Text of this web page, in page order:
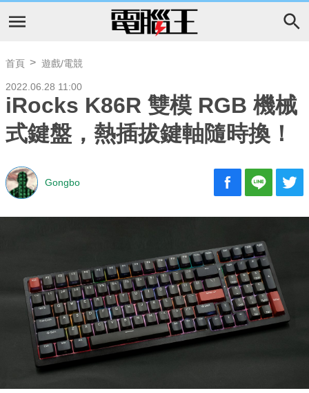
首頁 遊戲/電競
2022.06.28 11:00
iRocks K86R 雙模 RGB 機械
式鍵盤，熱插拔鍵軸隨時換！
Gongbo